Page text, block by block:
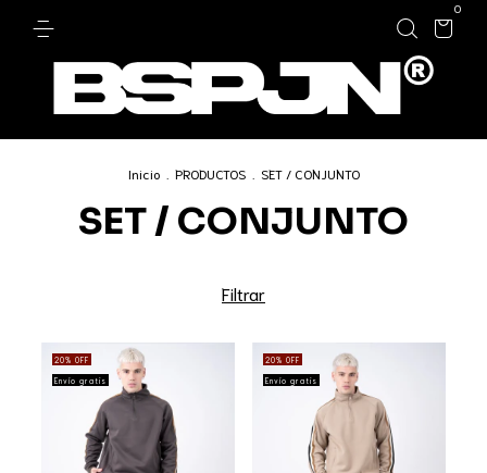
0
Inicio PRODUCTOS SET / CONJUNTO
SET / CONJUNTO
Filtrar
20% OFF
Envío gratis
20% OFF
Envío gratis